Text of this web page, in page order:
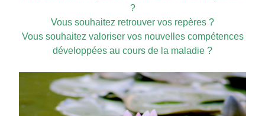
?
Vous souhaitez retrouver vos repères ?
Vous souhaitez valoriser vos nouvelles compétences
développées au cours de la maladie ?